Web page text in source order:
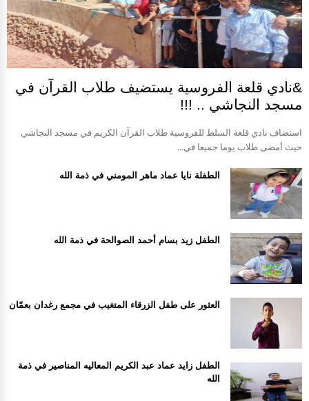
&نادي قلعة الفروسية يستضيف طلاب القرآن في
مسجد النجاشي .. !!!
استضاف نادي قلعة السلط للفروسية طلاب القرآن الكريم في مسجد النجاشي
حيث أمضى طلاب يوما جميعا في...
الطفلة نايا عماد ماهر المومني في ذمة الله
الطفل زيد بسام أحمد الصوالحة في ذمة الله
العثور على طفل الزرقاء المتغيب في مجمع رغدان بعمّان
الطفل زايد عماد عبد الكريم المعاليه المناصير في ذمة
الله